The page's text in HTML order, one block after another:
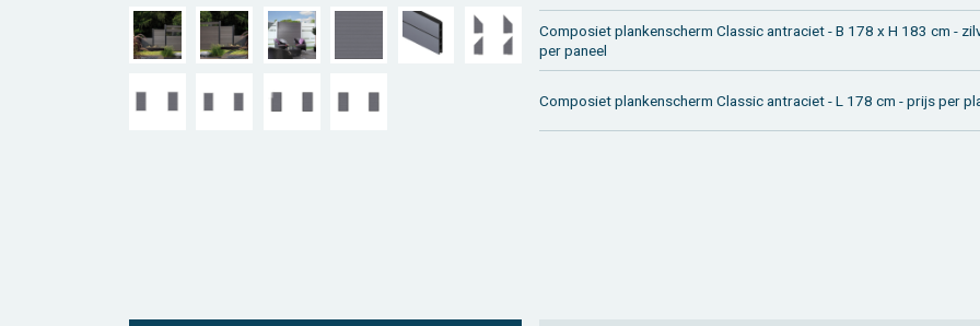
Com­po­siet plan­ken­scherm Clas­sic an­tra­ciet - B 178 x H 183 cm -
per pa­neel
Com­po­siet plan­ken­scherm Clas­sic an­tra­ciet - L 178 cm - prijs per